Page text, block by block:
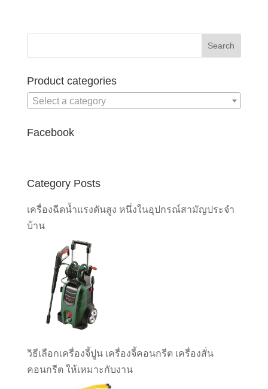
Product categories
Select a category
Facebook
Category Posts
เครื่องฉีดน้ำแรงดันสูง หนึ่งในอุปกรณ์สามัญประจำ
บ้าน
วิธีเลือกเครื่องจี้ปูน เครื่องจี้คอนกรีต เครื่องสั่น
คอนกรีต ให้เหมาะกับงาน